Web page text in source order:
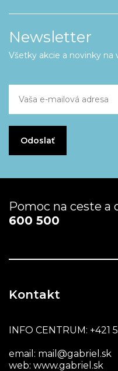
Newsletter
Všetky akcie a novinky na
Pomoc na ceste a
600 500
Kontakt
INFO CENTRUM: +421
email: mail@gabriel.sk
web: www.gabriel.sk